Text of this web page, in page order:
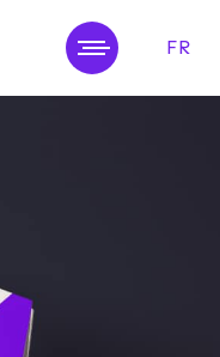
FR